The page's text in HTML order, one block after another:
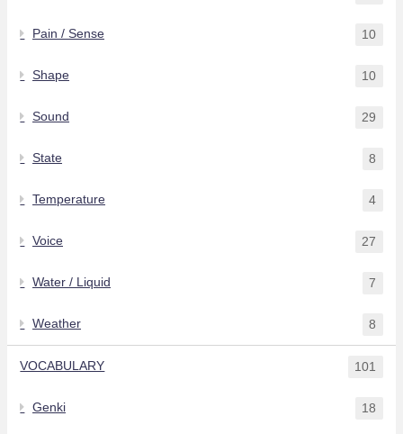
Pain / Sense 10
Shape 10
Sound 29
State 8
Temperature 4
Voice 27
Water / Liquid 7
Weather 8
VOCABULARY 101
Genki 18